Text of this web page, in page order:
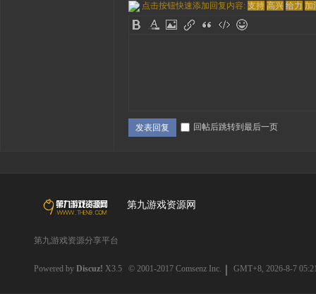
点击按钮快速添加回复内容: 支持 高兴 给力 加
发表回复 回帖后跳转到最后一页
第九游戏资源网
第九游戏资源分享平台
Powered by Discuz! X3.5 © 2001-2017 Comsenz Inc. GMT+8, 2026-8-7